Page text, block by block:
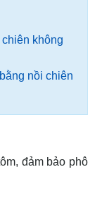
không
nồi chiên
đảm bảo phô